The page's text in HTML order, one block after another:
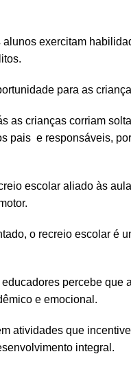
alunos exercitam
para as
as crianças corriam
pais e responsáveis,
escolar aliado às
o recreio escolar é
percebe que
e emocional.
atividades que
integral.